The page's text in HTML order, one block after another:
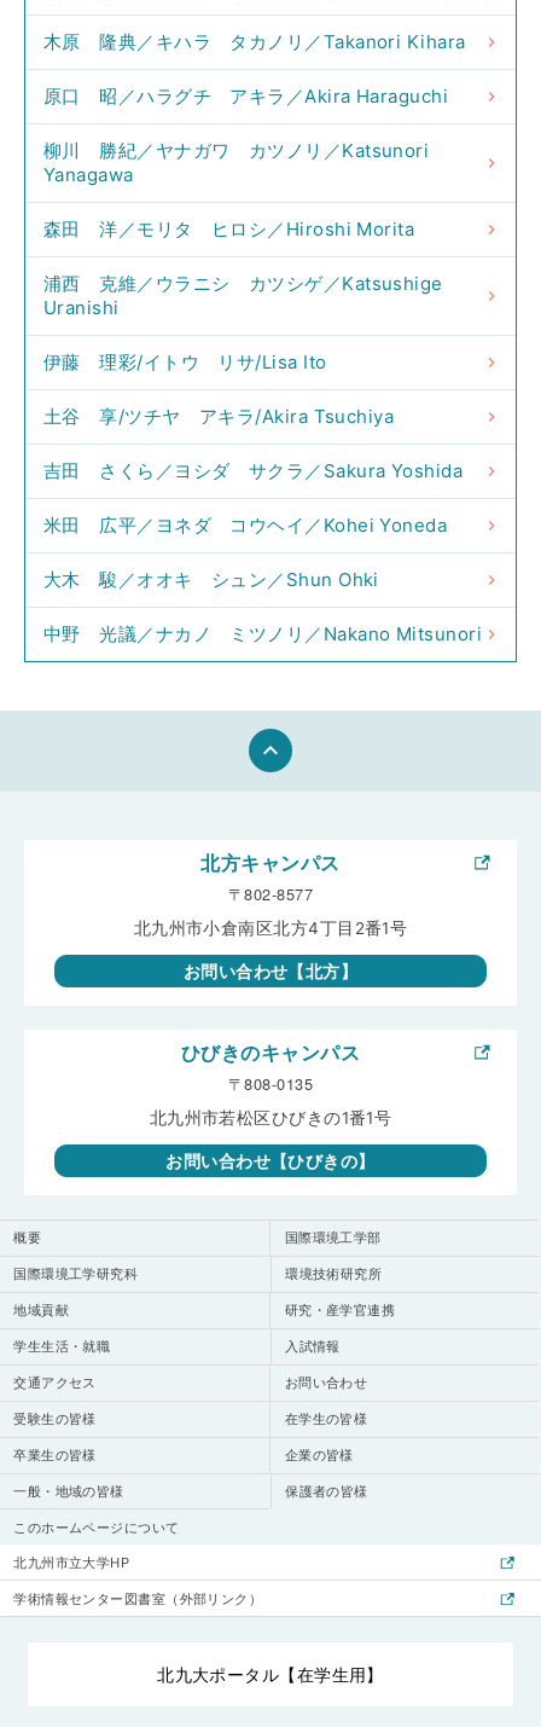
木原 隆典／キハラ タカノリ／Takanori Kihara
原口 昭／ハラグチ アキラ／Akira Haraguchi
柳川 勝紀／ヤナガワ カツノリ／Katsunori
Yanagawa
森田 洋／モリタ ヒロシ／Hiroshi Morita
浦西 克維／ウラニシ カツシゲ／Katsushige
Uranishi
伊藤 理彩/イトウ リサ/Lisa Ito
土谷 享/ツチヤ アキラ/Akira Tsuchiya
吉田 さくら／ヨシダ サクラ／Sakura Yoshida
米田 広平／ヨネダ コウヘイ／Kohei Yoneda
大木 駿／オオキ シュン／Shun Ohki
中野 光議／ナカノ ミツノリ／Nakano Mitsunori
keyboard_arrow_up
概要 国際環境工学部
国際環境工学研究科 環境技術研究所
地域貢献 研究・産学官連携
学生生活・就職 入試情報
交通アクセス お問い合わせ
受験生の皆様 在学生の皆様
卒業生の皆様 企業の皆様
一般・地域の皆様 保護者の皆様
このホームページについて
北方キャンパス
〒802-8577
北九州市小倉南区北方4丁目2番1号
お問い合わせ【北方】
ひびきのキャンパス
〒808-0135
北九州市若松区ひびきの1番1号
お問い合わせ【ひびきの】
北九州市立大学HP
学術情報センター図書室（外部リンク）
北九大ポータル【在学生用】